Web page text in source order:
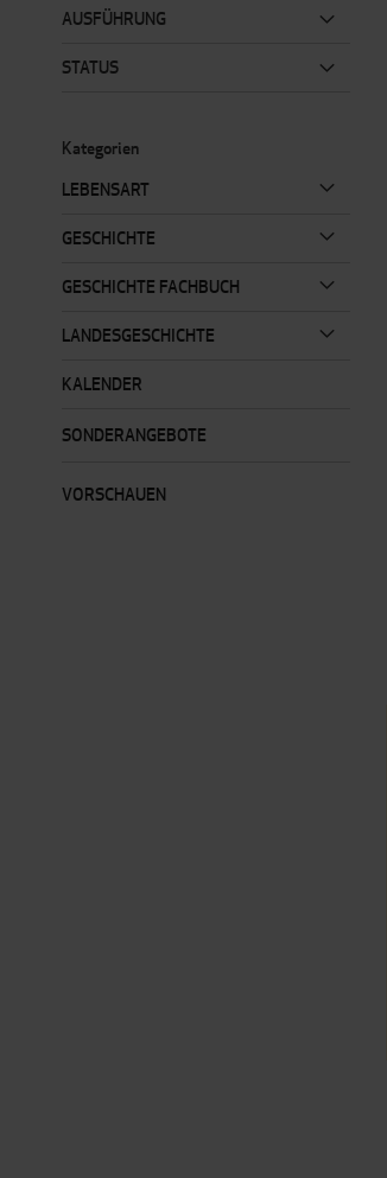
AUSFÜHRUNG
STATUS
Kategorien
LEBENSART
GESCHICHTE
GESCHICHTE FACHBUCH
LANDESGESCHICHTE
KALENDER
SONDERANGEBOTE
VORSCHAUEN